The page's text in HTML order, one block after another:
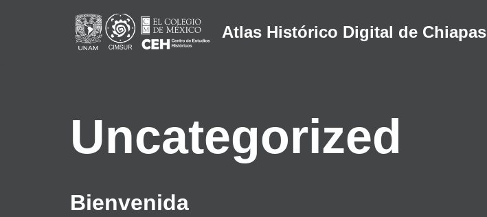
Atlas Histórico Digital de Chiapas
Uncategorized
Bienvenida